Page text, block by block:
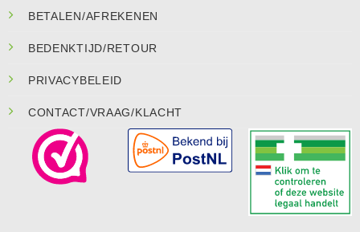
BETALEN/AFREKENEN
BEDENKTIJD/RETOUR
PRIVACYBELEID
CONTACT/VRAAG/KLACHT